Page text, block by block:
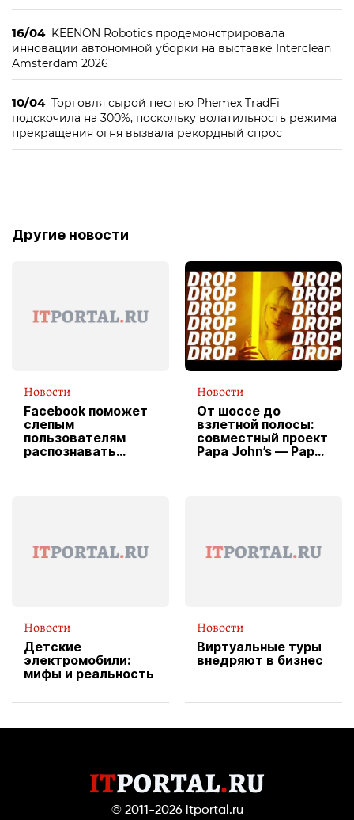
16/04 KEENON Robotics продемонстрировала
инновации автономной уборки на выставке Interclean
Amsterdam 2026
10/04 Торговля сырой нефтью Phemex TradFi
подскочила на 300%, поскольку волатильность режима
прекращения огня вызвала рекордный спрос
Другие новости
Новости
Facebook поможет
слепым
пользователям
распознавать
Новости
От шоссе до
взлетной полосы:
совместный проект
Papa John’s — Papa
вводит
Новости
Детские
электромобили:
мифы и реальность
Новости
Виртуальные туры
внедряют в бизнес
© 2011-2026 itportal.ru